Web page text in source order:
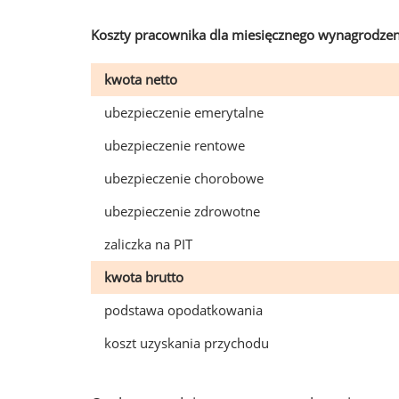
Koszty pracownika dla miesięcznego
kwota netto
ubezpieczenie emerytalne
ubezpieczenie rentowe
ubezpieczenie chorobowe
ubezpieczenie zdrowotne
zaliczka na PIT
kwota brutto
podstawa opodatkowania
koszt uzyskania przychodu